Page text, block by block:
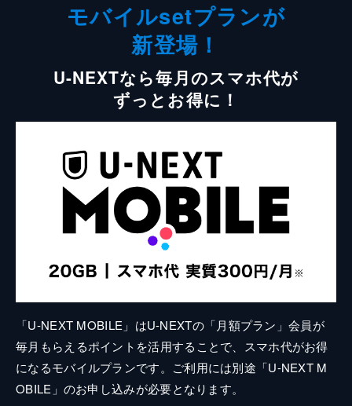
モバイルsetプランが
新登場！
U-NEXTなら毎月のスマホ代が
ずっとお得に！
「U-NEXT MOBILE」はU-NEXTの「月額プラン」会員が
毎月もらえるポイントを活用することで、スマホ代がお得
になるモバイルプランです。ご利用には別途「U-NEXT M
OBILE」のお申し込みが必要となります。